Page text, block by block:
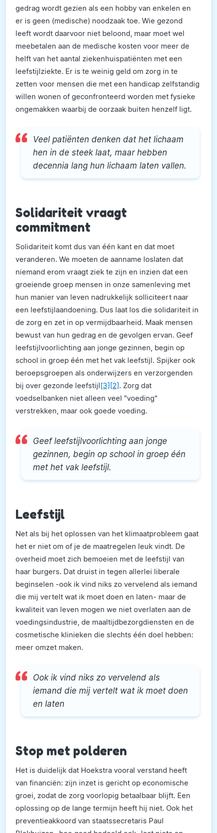
gedrag wordt gezien als een hobby van enkelen en
er is geen (medische) noodzaak toe. Wie gezond
leeft wordt daarvoor niet beloond, maar moet wel
meebetalen aan de medische kosten voor meer de
helft van het aantal ziekenhuispatiënten met een
leefstijlziekte. Er is te weinig geld om zorg in te
zetten voor mensen die met een handicap zelfstandig
willen wonen of geconfronteerd worden met fysieke
ongemakken waarbij de oorzaak buiten henzelf ligt.
Veel patiënten denken dat het lichaam
hen in de steek laat, maar hebben
decennia lang hun lichaam laten vallen.
Solidariteit vraagt
commitment
Solidariteit komt dus van één kant en dat moet
veranderen. We moeten de aanname loslaten dat
niemand erom vraagt ziek te zijn en inzien dat een
groeiende groep mensen in onze samenleving met
hun manier van leven nadrukkelijk solliciteert naar
een leefstijlaandoening. Dus laat los die solidariteit in
de zorg en zet in op vermijdbaarheid. Maak mensen
bewust van hun gedrag en de gevolgen ervan. Geef
leefstijlvoorlichting aan jonge gezinnen, begin op
school in groep één met het vak leefstijl. Spijker ook
beroepsgroepen als onderwijzers en verzorgenden
bij over gezonde leefstijl[3][2]. Zorg dat
voedselbanken niet alleen veel "voeding"
verstrekken, maar ook goede voeding.
Geef leefstijlvoorlichting aan jonge
gezinnen, begin op school in groep één
met het vak leefstijl.
Leefstijl
Net als bij het oplossen van het klimaatprobleem gaat
het er niet om of je de maatregelen leuk vindt. De
overheid moet zich bemoeien met de leefstijl van
haar burgers. Dat druist in tegen allerlei liberale
beginselen -ook ik vind niks zo vervelend als iemand
die mij vertelt wat ik moet doen en laten- maar de
kwaliteit van leven mogen we niet overlaten aan de
voedingsindustrie, de maaltijdbezorgdiensten en de
cosmetische klinieken die slechts één doel hebben:
meer omzet maken.
Ook ik vind niks zo vervelend als
iemand die mij vertelt wat ik moet doen
en laten
Stop met polderen
Het is duidelijk dat Hoekstra vooral verstand heeft
van financiën: zijn inzet is gericht op economische
groei, zodat de zorg voorlopig betaalbaar blijft. Een
oplossing op de lange termijn heeft hij niet. Ook het
preventieakkoord van staatssecretaris Paul